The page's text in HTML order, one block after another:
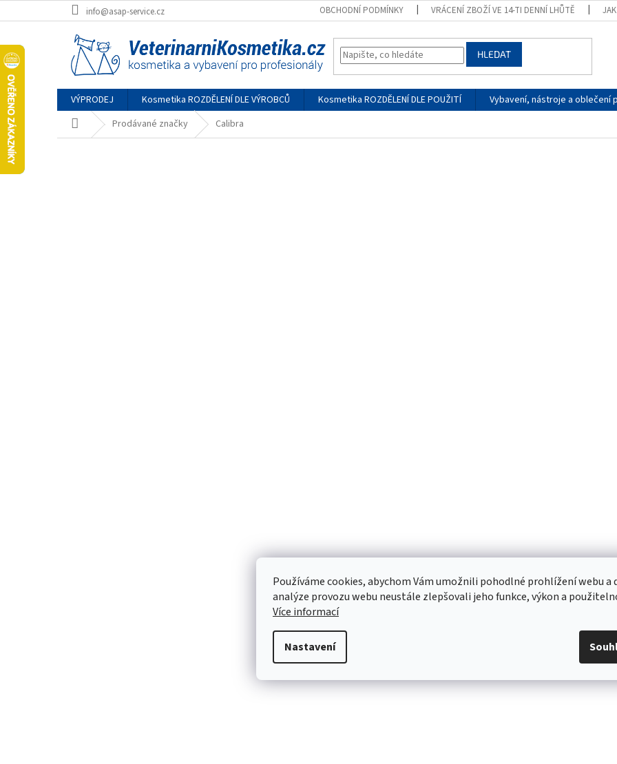
Používáme cookies, abychom Vám umožnili pohodlné prohlížení webu a
analýze provozu webu neustále zlepšovali jeho funkce, výkon a
Více informací
Nastavení
na
info@asap-service.cz OBCHODNÍ PODMÍNKY VRÁCENÍ ZBOŽÍ VE 14-TI DENNÍ LHŮTĚ
HLEDAT
VÝPRODEJ Kosmetika ROZDĚLENÍ DLE VÝROBCŮ Kosmetika ROZDĚLENÍ DLE POUŽITÍ Vybavení, nástroje a oblečení
Domů Prodávané značky Calibra